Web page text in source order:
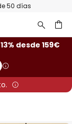
50 días
desde 159€